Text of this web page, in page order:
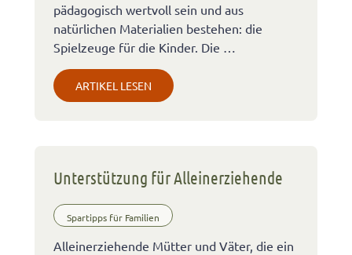
pädagogisch wertvoll sein und aus
natürlichen Materialien bestehen: die
Spielzeuge für die Kinder. Die …
ARTIKEL LESEN
Unterstützung für Alleinerziehende
Spartipps für Familien
Alleinerziehende Mütter und Väter, die ein